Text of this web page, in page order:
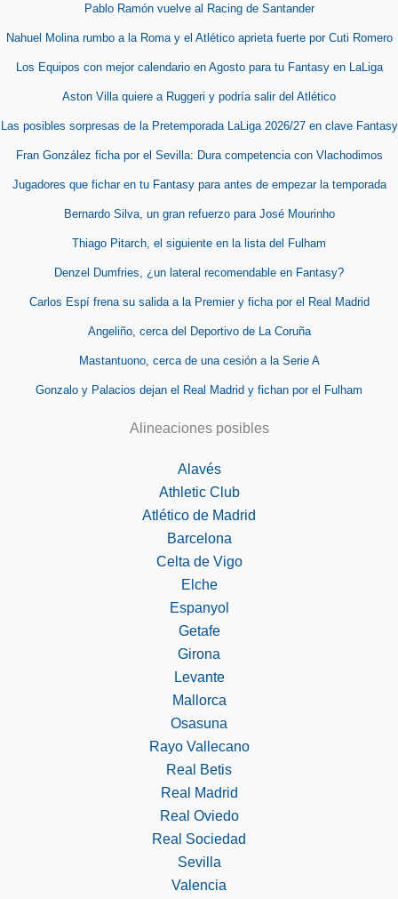
Pablo Ramón vuelve al Racing de Santander
Nahuel Molina rumbo a la Roma y el Atlético aprieta fuerte por Cuti Romero
Los Equipos con mejor calendario en Agosto para tu Fantasy en LaLiga
Aston Villa quiere a Ruggeri y podría salir del Atlético
Las posibles sorpresas de la Pretemporada LaLiga 2026/27 en clave Fantasy
Fran González ficha por el Sevilla: Dura competencia con Vlachodimos
Jugadores que fichar en tu Fantasy para antes de empezar la temporada
Bernardo Silva, un gran refuerzo para José Mourinho
Thiago Pitarch, el siguiente en la lista del Fulham
Denzel Dumfries, ¿un lateral recomendable en Fantasy?
Carlos Espí frena su salida a la Premier y ficha por el Real Madrid
Angeliño, cerca del Deportivo de La Coruña
Mastantuono, cerca de una cesión a la Serie A
Gonzalo y Palacios dejan el Real Madrid y fichan por el Fulham
Alineaciones posibles
Alavés
Athletic Club
Atlético de Madrid
Barcelona
Celta de Vigo
Elche
Espanyol
Getafe
Girona
Levante
Mallorca
Osasuna
Rayo Vallecano
Real Betis
Real Madrid
Real Oviedo
Real Sociedad
Sevilla
Valencia